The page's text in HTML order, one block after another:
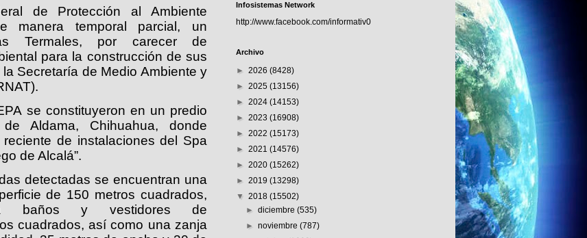
de Protección al Ambiente
manera temporal parcial, un
Termales, por carecer de
para la construcción de sus
Secretaría de Medio Ambiente y
se constituyeron en un predio
Aldama, Chihuahua, donde
de instalaciones del Spa
de Alcalá”.
detectadas se encuentran una
de 150 metros cuadrados,
baños y vestidores de
cuadrados, así como una zanja
Infosistemas Network
http://www.facebook.com/informativ0
Archivo
► 2026 (8428)
► 2025 (13156)
► 2024 (14153)
► 2023 (16908)
► 2022 (15173)
► 2021 (14576)
► 2020 (15262)
► 2019 (13298)
▼ 2018 (15502)
►diciembre(535)
►noviembre(787)